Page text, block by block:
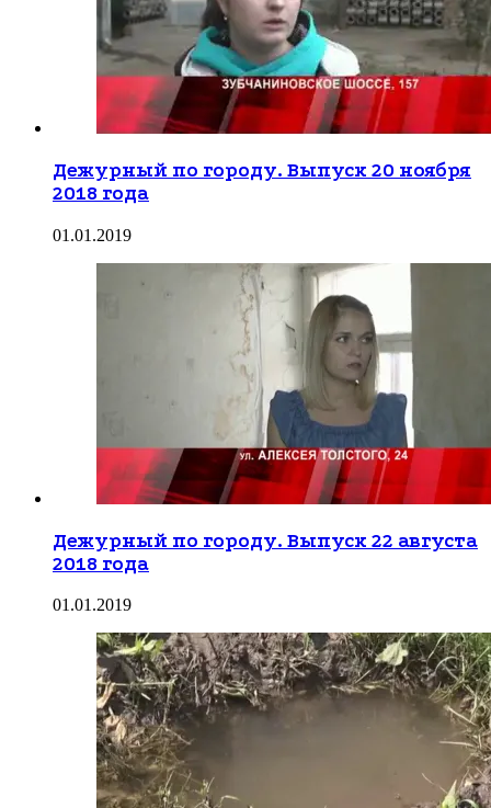
Дежурный по городу. Выпуск 20 ноября
2018 года
01.01.2019
Дежурный по городу. Выпуск 22 августа
2018 года
01.01.2019